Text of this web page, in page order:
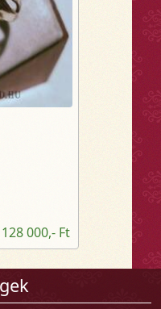
128 000,- Ft